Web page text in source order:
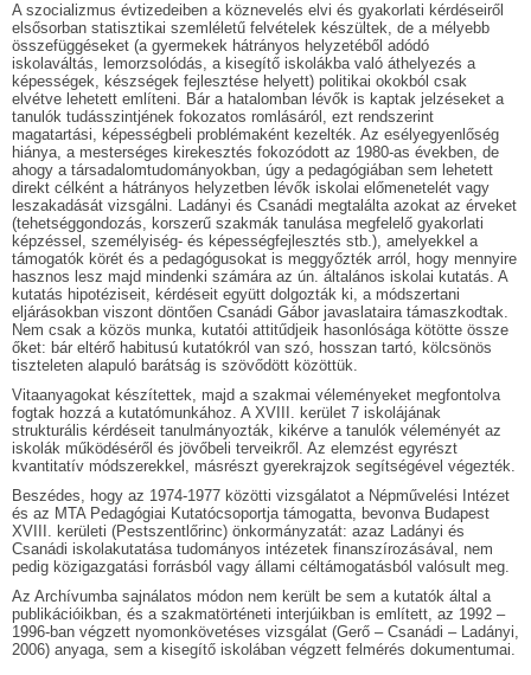
A szocializmus évtizedeiben a köznevelés elvi és gyakorlati kérdéseiről
elsősorban statisztikai szemléletű felvételek készültek, de a mélyebb
összefüggéseket (a gyermekek hátrányos helyzetéből adódó
iskolaváltás, lemorzsolódás, a kisegítő iskolákba való áthelyezés a
képességek, készségek fejlesztése helyett) politikai okokból csak
elvétve lehetett említeni. Bár a hatalomban lévők is kaptak jelzéseket a
tanulók tudásszintjének fokozatos romlásáról, ezt rendszerint
magatartási, képességbeli problémaként kezelték. Az esélyegyenlőség
hiánya, a mesterséges kirekesztés fokozódott az 1980-as években, de
ahogy a társadalomtudományokban, úgy a pedagógiában sem lehetett
direkt célként a hátrányos helyzetben lévők iskolai előmenetelét vagy
leszakadását vizsgálni. Ladányi és Csanádi megtalálta azokat az érveket
(tehetséggondozás, korszerű szakmák tanulása megfelelő gyakorlati
képzéssel, személyiség- és képességfejlesztés stb.), amelyekkel a
támogatók körét és a pedagógusokat is meggyőzték arról, hogy mennyire
hasznos lesz majd mindenki számára az ún. általános iskolai kutatás. A
kutatás hipotéziseit, kérdéseit együtt dolgozták ki, a módszertani
eljárásokban viszont döntően Csanádi Gábor javaslataira támaszkodtak.
Nem csak a közös munka, kutatói attitűdjeik hasonlósága kötötte össze
őket: bár eltérő habitusú kutatókról van szó, hosszan tartó, kölcsönös
tiszteleten alapuló barátság is szövődött közöttük.
Vitaanyagokat készítettek, majd a szakmai véleményeket megfontolva
fogtak hozzá a kutatómunkához. A XVIII. kerület 7 iskolájának
strukturális kérdéseit tanulmányozták, kikérve a tanulók véleményét az
iskolák működéséről és jövőbeli terveikről. Az elemzést egyrészt
kvantitatív módszerekkel, másrészt gyerekrajzok segítségével végezték.
Beszédes, hogy az 1974-1977 közötti vizsgálatot a Népművelési Intézet
és az MTA Pedagógiai Kutatócsoportja támogatta, bevonva Budapest
XVIII. kerületi (Pestszentlőrinc) önkormányzatát: azaz Ladányi és
Csanádi iskolakutatása tudományos intézetek finanszírozásával, nem
pedig közigazgatási forrásból vagy állami céltámogatásból valósult meg.
Az Archívumba sajnálatos módon nem került be sem a kutatók által a
publikációikban, és a szakmatörténeti interjúikban is említett, az 1992 –
1996-ban végzett nyomonkövetéses vizsgálat (Gerő – Csanádi – Ladányi,
2006) anyaga, sem a kisegítő iskolában végzett felmérés dokumentumai.